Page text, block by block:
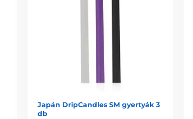
Japán DripCandles SM gyertyák 3
db